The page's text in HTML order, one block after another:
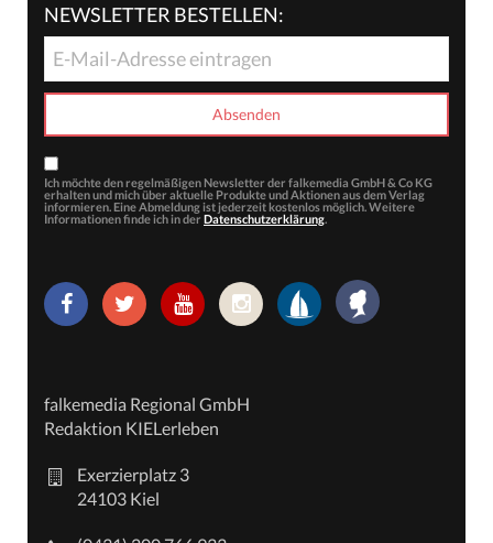
NEWSLETTER BESTELLEN:
Ich möchte den regelmäßigen Newsletter der falkemedia GmbH & Co KG
erhalten und mich über aktuelle Produkte und Aktionen aus dem Verlag
informieren. Eine Abmeldung ist jederzeit kostenlos möglich. Weitere
Informationen finde ich in der Datenschutzerklärung.
falkemedia Regional GmbH
Redaktion KIELerleben
Exerzierplatz 3
24103 Kiel